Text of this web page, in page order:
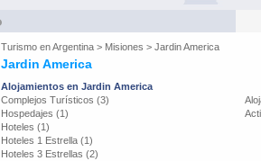
Turismo enArgentina > Misiones > Jardin America
Jardin America
Alojamientos en Jardin America
Complejos Turísticos (3)
Hospedajes (1)
Hoteles (1)
Hoteles 1 Estrella (1)
Hoteles 3 Estrellas (2)